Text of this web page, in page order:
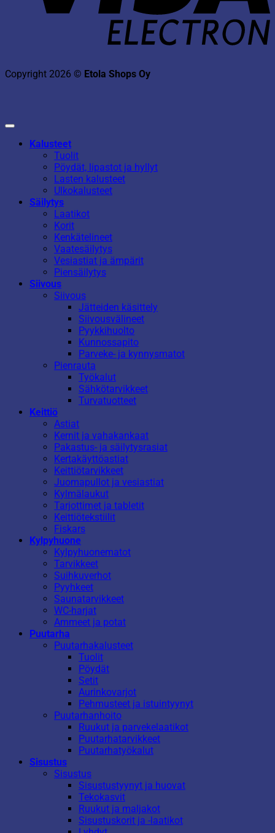
Copyright 2026 © Etola Shops Oy
Kalusteet
Tuolit
Pöydät, lipastot ja hyllyt
Lasten kalusteet
Ulkokalusteet
Säilytys
Laatikot
Korit
Kenkätelineet
Vaatesäilytys
Vesiastiat ja ämpärit
Piensäilytys
Siivous
Siivous
Jätteiden käsittely
Siivousvälineet
Pyykkihuolto
Kunnossapito
Parveke- ja kynnysmatot
Pienrauta
Työkalut
Sähkötarvikkeet
Turvatuotteet
Keittiö
Astiat
Kernit ja vahakankaat
Pakastus- ja säilytysrasiat
Kertakäyttöastiat
Keittiötarvikkeet
Juomapullot ja vesiastiat
Kylmälaukut
Tarjottimet ja tabletit
Keittiötekstiilit
Fiskars
Kylpyhuone
Kylpyhuonematot
Tarvikkeet
Suihkuverhot
Pyyhkeet
Saunatarvikkeet
WC-harjat
Ammeet ja potat
Puutarha
Puutarhakalusteet
Tuolit
Pöydät
Setit
Aurinkovarjot
Pehmusteet ja istuintyynyt
Puutarhanhoito
Ruukut ja parvekelaatikot
Puutarhatarvikkeet
Puutarhatyökalut
Sisustus
Sisustus
Sisustustyynyt ja huovat
Tekokasvit
Ruukut ja maljakot
Sisustuskorit ja -laatikot